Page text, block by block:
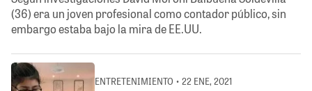
(36) era un joven profesional como contador público, sin
embargo estaba bajo la mira de EE.UU.
ENTRETENIMIENTO • 22 ENE, 2021